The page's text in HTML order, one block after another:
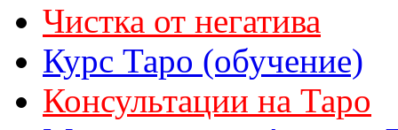
Чистка от негатива
Курс Таро (обучение)
Консультации на Таро